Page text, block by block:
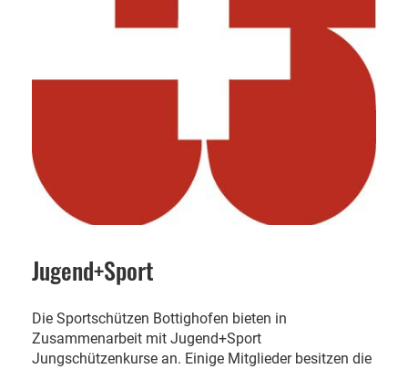
Jugend+Sport
Die Sportschützen Bottighofen bieten in
Zusammenarbeit mit Jugend+Sport
Jungschützenkurse an. Einige Mitglieder besitzen die